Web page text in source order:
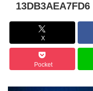
13DB3AEA7FD6
X
Pocket